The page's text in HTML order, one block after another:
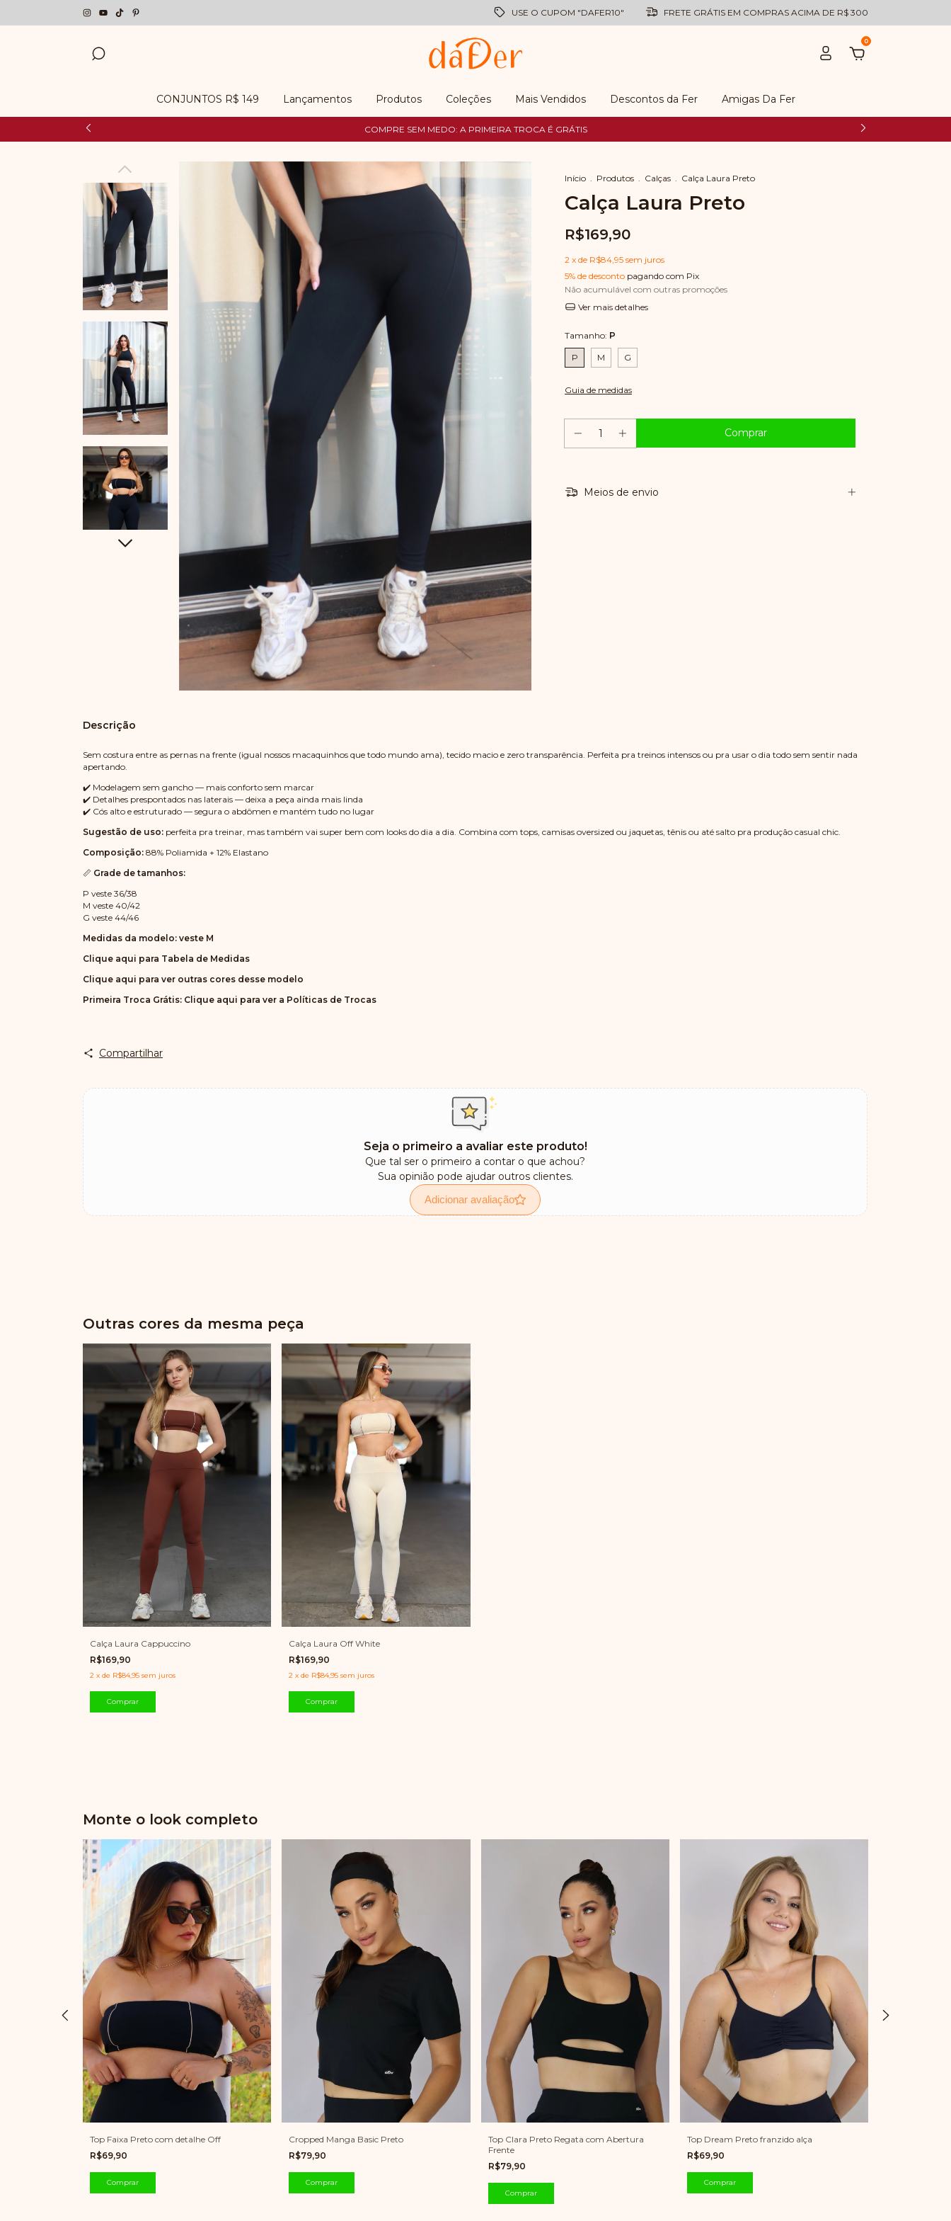
USE O CUPOM "DAFER10" FRETE GRÁTIS EM COMPRAS ACIMA DE R$ 300
0
CONJUNTOS R$ 149 Lançamentos Produtos Coleções Mais Vendidos Descontos da Fer Amigas Da Fer
COMPRE SEM MEDO: A PRIMEIRA TROCA É GRÁTIS
Início Produtos Calças Calça Laura Preto
Calça Laura Preto
R$169,90
2 x de R$84,95 sem juros
5% de desconto pagando com Pix
Não acumulável com outras promoções
Ver mais detalhes
Tamanho: P
P M G
Guia de medidas
Meios de envio
Descrição
Sem costura entre as pernas na frente (igual nossos macaquinhos que todo mundo ama), tecido macio e zero transparência. Perfeita pra treinos intensos ou pra usar o dia todo sem sentir nada
apertando.
✔️ Modelagem sem gancho — mais conforto sem marcar
✔️ Detalhes prespontados nas laterais — deixa a peça ainda mais linda
✔️ Cós alto e estruturado — segura o abdômen e mantém tudo no lugar
Sugestão de uso: perfeita pra treinar, mas também vai super bem com looks do dia a dia. Combina com tops, camisas oversized ou jaquetas, tênis ou até salto pra produção casual chic.
Composição: 88% Poliamida + 12% Elastano
📏 Grade de tamanhos:
P veste 36/38
M veste 40/42
G veste 44/46
Medidas da modelo: veste M
Clique aqui para Tabela de Medidas
Clique aqui para ver outras cores desse modelo
Primeira Troca Grátis: Clique aqui para ver a Políticas de Trocas
Compartilhar
Seja o primeiro a avaliar este produto!
Que tal ser o primeiro a contar o que achou?
Sua opinião pode ajudar outros clientes.
Adicionar avaliação
Outras cores da mesma peça
Calça Laura Cappuccino
R$169,90
2 x de R$84,95 sem juros
Comprar
Calça Laura Off White
R$169,90
2 xde R$84,95 sem juros
Comprar
Monte o look completo
Top Faixa Preto com detalhe Off
R$69,90
Comprar
Cropped Manga Basic Preto
R$79,90
Comprar
Top Clara Preto Regata com Abertura
Frente
R$79,90
Comprar
Top Dream Preto franzido alça
R$69,90
Comprar